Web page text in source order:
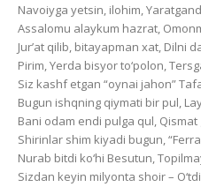
Navoiyga yetsin, ilohim,
Assalomu alaykum hazrat,
Jur’at qilib, bitayapman xat, Dilni
Pirim, Yerda bisyor to‘polon,
Siz kashf etgan “oynai jahon”
Bugun ishqning qiymati bir pul,
Bani odam endi pulga qul, Qismat
Shirinlar shim kiyadi bugun,
Nurab bitdi ko‘hi Besutun,
Sizdan keyin milyonta shoir –